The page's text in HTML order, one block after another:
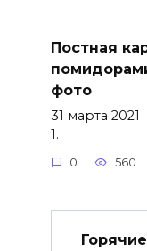
Постная
фото
31 марта
1.
0 560